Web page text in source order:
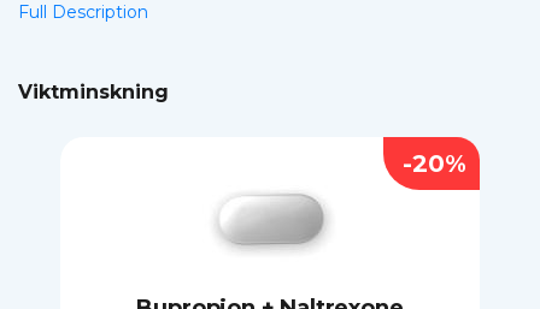
Full Description
Viktminskning
-20%